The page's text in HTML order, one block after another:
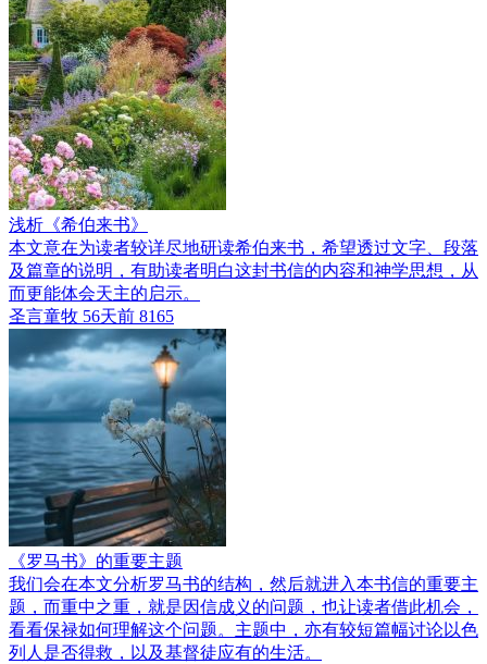
浅析《希伯来书》
本文意在为读者较详尽地研读希伯来书，希望透过文字、段落
及篇章的说明，有助读者明白这封书信的内容和神学思想，从
而更能体会天主的启示。
圣言童牧 56天前 8165
《罗马书》的重要主题
我们会在本文分析罗马书的结构，然后就进入本书信的重要主
题，而重中之重，就是因信成义的问题，也让读者借此机会，
看看保禄如何理解这个问题。主题中，亦有较短篇幅讨论以色
列人是否得救，以及基督徒应有的生活。